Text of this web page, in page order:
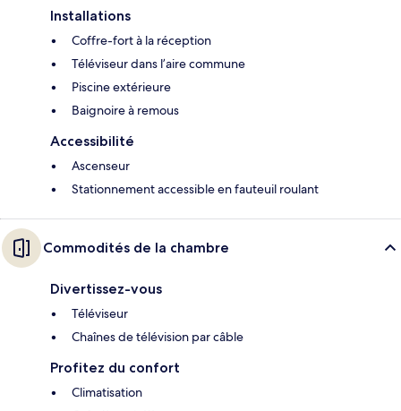
Installations
Coffre-fort à la réception
Téléviseur dans l’aire commune
Piscine extérieure
Baignoire à remous
Accessibilité
Ascenseur
Stationnement accessible en fauteuil roulant
Commodités de la chambre
Divertissez-vous
Téléviseur
Chaînes de télévision par câble
Profitez du confort
Climatisation